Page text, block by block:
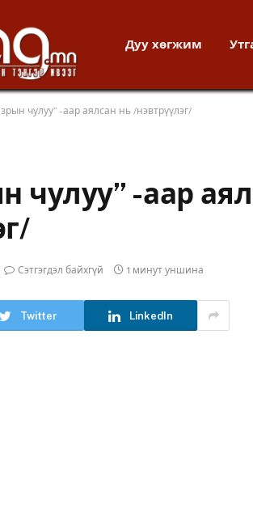
Дуу хөгжим
чулуу” -аар аялсан нь /нэвтрүүлэг/
чулуу” -аар
Сэтгэгдэл байхгүй 1 минут уншина
Twitter LinkedIn